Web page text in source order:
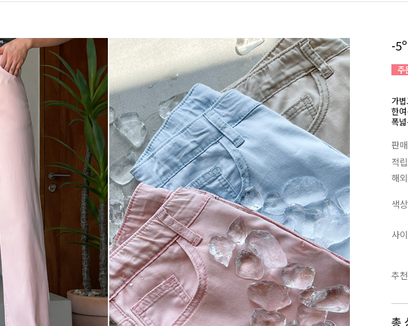
-
가
한
폭
판
적
해
색상
사
추
총